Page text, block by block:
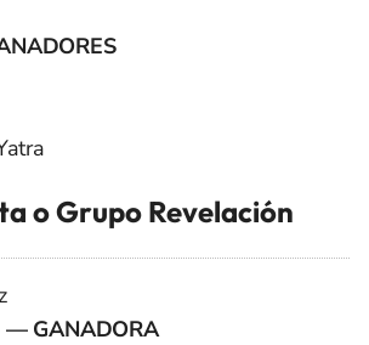
o Grupo Revelación
— GANADORA